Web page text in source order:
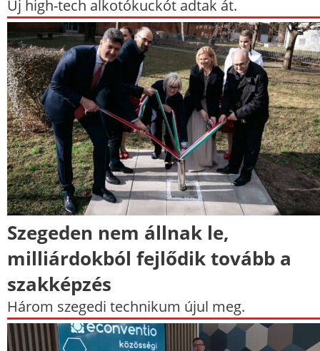
Új high-tech alkotókuckót adtak át.
Szegeden nem állnak le,
milliárdokból fejlődik tovább a
szakképzés
Három szegedi technikum újul meg.